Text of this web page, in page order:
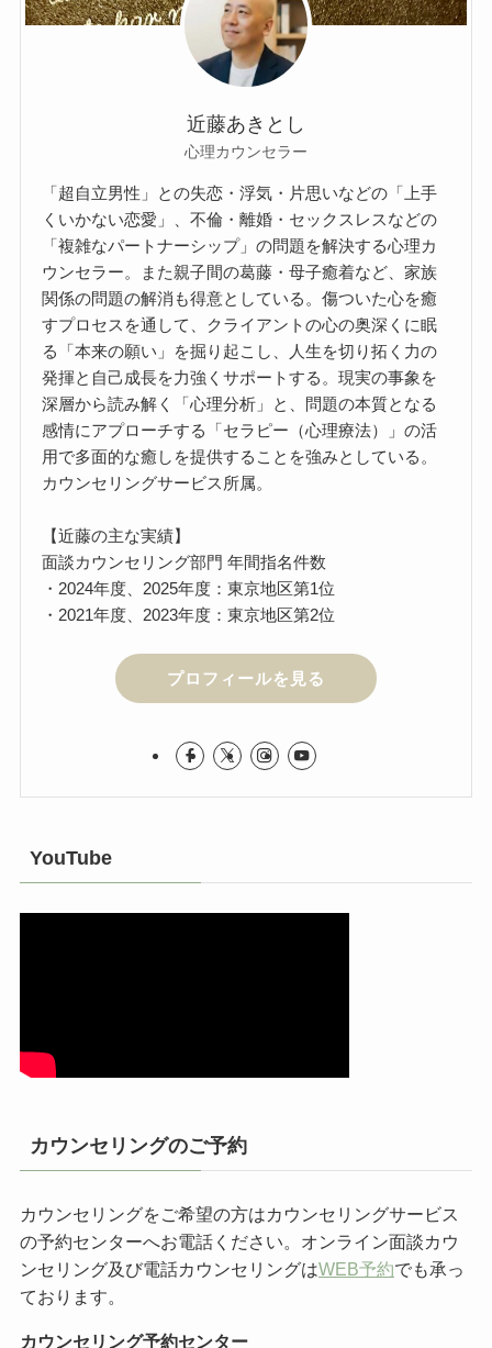
近藤あきとし
心理カウンセラー
「超自立男性」との失恋・浮気・片思いなどの「上手
くいかない恋愛」、不倫・離婚・セックスレスなどの
「複雑なパートナーシップ」の問題を解決する心理カ
ウンセラー。また親子間の葛藤・母子癒着など、家族
関係の問題の解消も得意としている。傷ついた心を癒
すプロセスを通して、クライアントの心の奥深くに眠
る「本来の願い」を掘り起こし、人生を切り拓く力の
発揮と自己成長を力強くサポートする。現実の事象を
深層から読み解く「心理分析」と、問題の本質となる
感情にアプローチする「セラピー（心理療法）」の活
用で多面的な癒しを提供することを強みとしている。
カウンセリングサービス所属。
【近藤の主な実績】
面談カウンセリング部門 年間指名件数
・2024年度、2025年度：東京地区第1位
・2021年度、2023年度：東京地区第2位
プロフィールを見る
YouTube
カウンセリングのご予約
カウンセリングをご希望の方はカウンセリングサービス
の予約センターへお電話ください。オンライン面談カウ
ンセリング及び電話カウンセリングはWEB予約でも承っ
ております。
カウンセリング予約センター